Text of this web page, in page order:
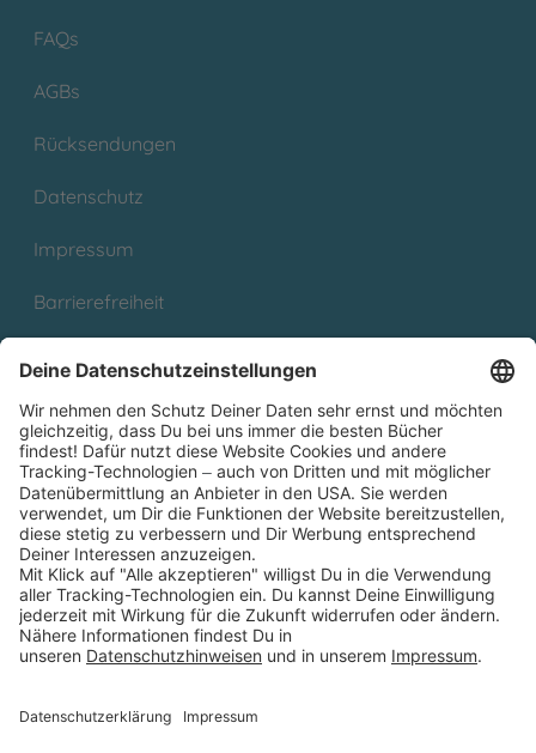
FAQs
AGBs
Rücksendungen
Datenschutz
Impressum
Barrierefreiheit
Partnerprogramm (Affiliate)
Folge uns auf
* Versandkostenfrei ab 9,00 € Bestellwert innerhalb
Deutschlands
** Lieferzeit 1-3 Werktage innerhalb Deutschlands
Thienemann-Esslinger Verlag GmbH, Blumenstraße 36, D-70182